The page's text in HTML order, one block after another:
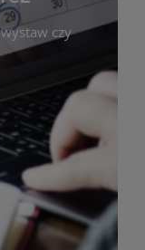
czy
łatwo
Cię
na
pracy
uczestnictwa